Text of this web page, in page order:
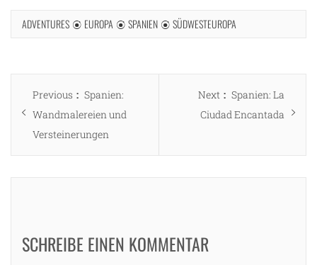
ADVENTURES EUROPA SPANIEN SÜDWESTEUROPA
Beitragsnavigation
Previous
Previous
post:
Spanien:
Wandmalereien und
Versteinerungen
Next
Next
post:
Spanien: La
Ciudad Encantada
SCHREIBE EINEN KOMMENTAR